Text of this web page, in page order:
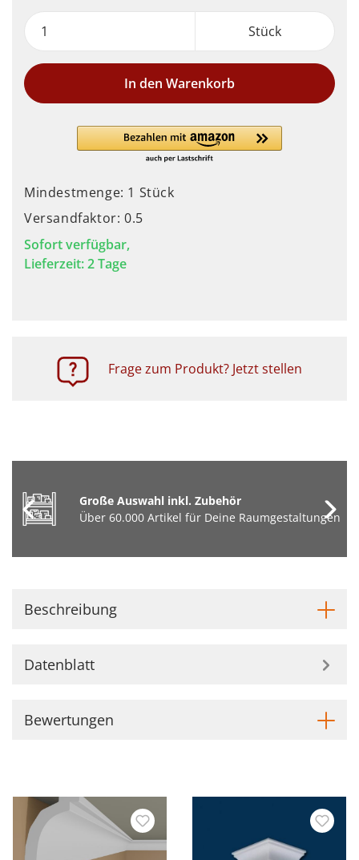
Stück
In den Warenkorb
Mindestmenge: 1 Stück
Versandfaktor: 0.5
Sofort verfügbar,
Lieferzeit: 2 Tage
Frage zum Produkt? Jetzt stellen
Große Auswahl inkl. Zubehör
Über 60.000 Artikel für Deine Raumgestaltungen
Beschreibung
Datenblatt
Bewertungen